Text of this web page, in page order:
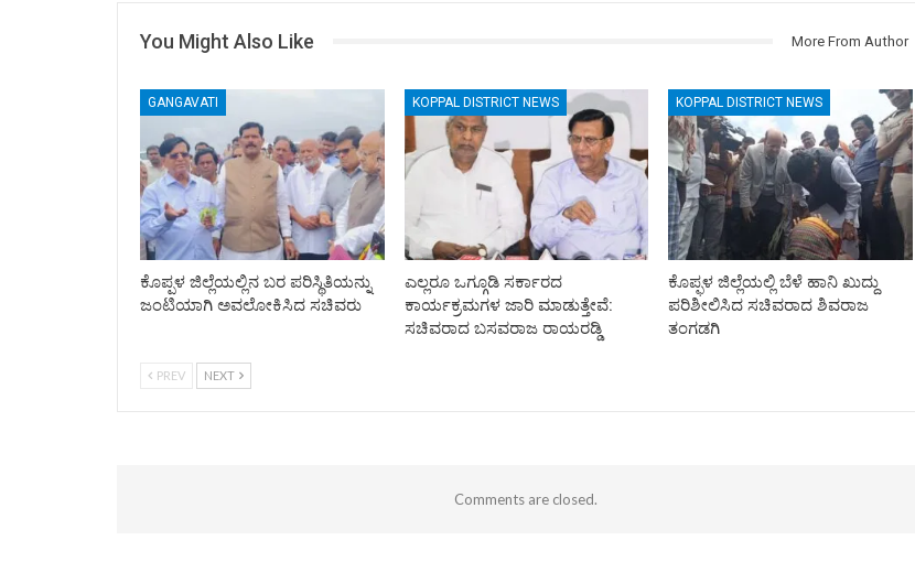
You Might Also Like More From Author
GANGAVATI
ಕೊಪ್ಪಳ ಜಿಲ್ಲೆಯಲ್ಲಿನ ಬರ ಪರಿಸ್ಥಿತಿಯನ್ನು
ಜಂಟಿಯಾಗಿ ಅವಲೋಕಿಸಿದ ಸಚಿವರು
KOPPAL DISTRICT NEWS
ಎಲ್ಲರೂ ಒಗ್ಗೂಡಿ ಸರ್ಕಾರದ
ಕಾರ್ಯಕ್ರಮಗಳ ಜಾರಿ ಮಾಡುತ್ತೇವೆ:
ಸಚಿವರಾದ ಬಸವರಾಜ ರಾಯರಡ್ಡಿ
KOPPAL DISTRICT NEWS
ಕೊಪ್ಫಳ ಜಿಲ್ಲೆಯಲ್ಲಿ ಬೆಳೆ ಹಾನಿ ಖುದ್ದು
ಪರಿಶೀಲಿಸಿದ ಸಚಿವರಾದ ಶಿವರಾಜ
ತಂಗಡಗಿ
PREV NEXT
Comments are closed.